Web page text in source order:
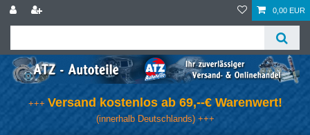
0,00 EUR
+++ Versand kostenlos ab 69,--€ Warenwert!
(innerhalb Deutschlands) +++